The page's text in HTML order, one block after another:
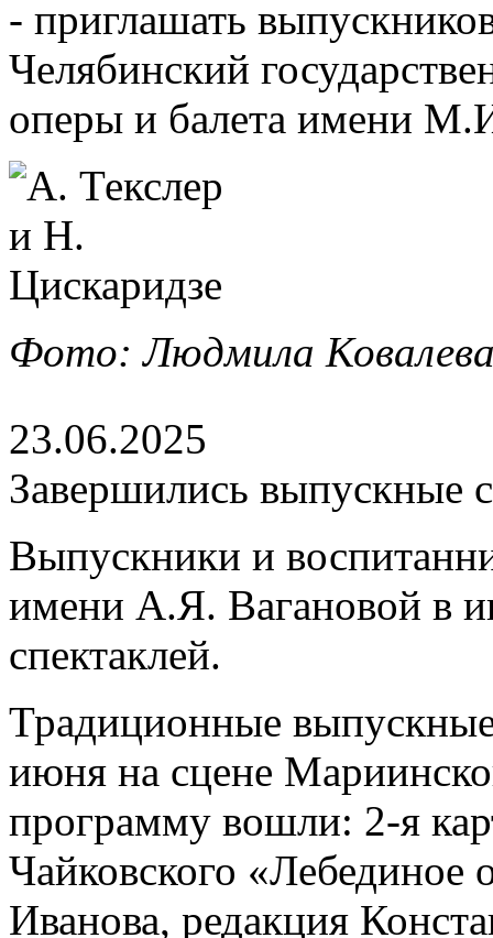
- приглашать
Челябинский
оперы и балета имени
Фото: Людмила
23.06.2025
Завершились выпускные
Выпускники и
имени А.Я. Вагановой в
спектаклей.
Традиционные
июня на сцене
программу вошли: 2-я
Чайковского «Лебединое
Иванова, редакция